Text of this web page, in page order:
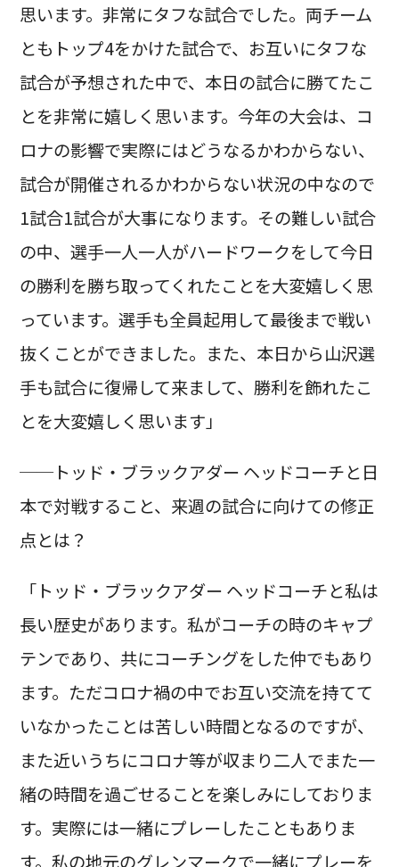
思います。非常にタフな試合でした。両チーム
ともトップ4をかけた試合で、お互いにタフな
試合が予想された中で、本日の試合に勝てたこ
とを非常に嬉しく思います。今年の大会は、コ
ロナの影響で実際にはどうなるかわからない、
試合が開催されるかわからない状況の中なので
1試合1試合が大事になります。その難しい試合
の中、選手一人一人がハードワークをして今日
の勝利を勝ち取ってくれたことを大変嬉しく思
っています。選手も全員起用して最後まで戦い
抜くことができました。また、本日から山沢選
手も試合に復帰して来まして、勝利を飾れたこ
とを大変嬉しく思います」
──トッド・ブラックアダー ヘッドコーチと日
本で対戦すること、来週の試合に向けての修正
点とは？
「トッド・ブラックアダー ヘッドコーチと私は
長い歴史があります。私がコーチの時のキャプ
テンであり、共にコーチングをした仲でもあり
ます。ただコロナ禍の中でお互い交流を持てて
いなかったことは苦しい時間となるのですが、
また近いうちにコロナ等が収まり二人でまた一
緒の時間を過ごせることを楽しみにしておりま
す。実際には一緒にプレーしたこともありま
す。私の地元のグレンマークで一緒にプレーを